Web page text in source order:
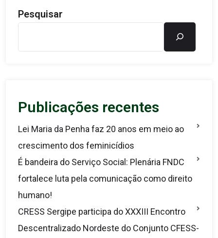
Pesquisar
Publicações recentes
Lei Maria da Penha faz 20 anos em meio ao
crescimento dos feminicídios
É bandeira do Serviço Social: Plenária FNDC
fortalece luta pela comunicação como direito
humano!
CRESS Sergipe participa do XXXIII Encontro
Descentralizado Nordeste do Conjunto CFESS-